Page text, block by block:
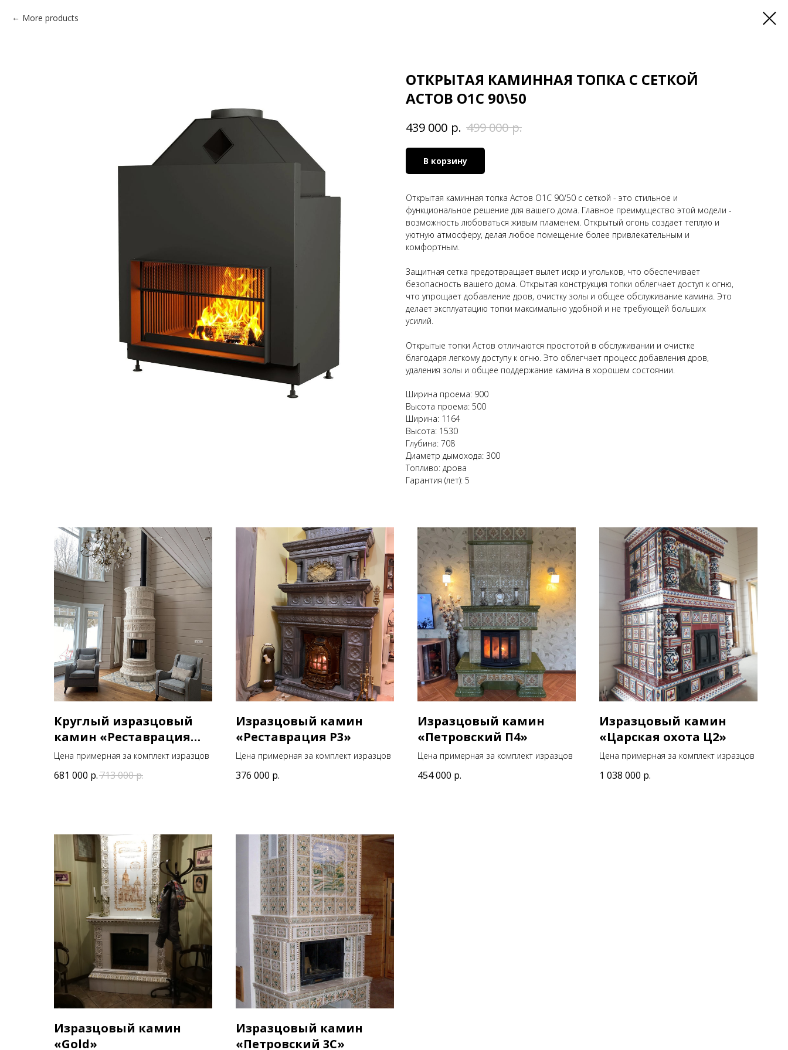
More products
ОТКРЫТАЯ КАМИННАЯ ТОПКА С СЕТКОЙ
АСТОВ О1С 90\50
439 000 р. 499 000 р.
В корзину
Открытая каминная топка Астов О1С 90/50 с сеткой - это стильное и
функциональное решение для вашего дома. Главное преимущество этой модели -
возможность любоваться живым пламенем. Открытый огонь создает теплую и
уютную атмосферу, делая любое помещение более привлекательным и
комфортным.
Защитная сетка предотвращает вылет искр и угольков, что обеспечивает
безопасность вашего дома. Открытая конструкция топки облегчает доступ к огню,
что упрощает добавление дров, очистку золы и общее обслуживание камина. Это
делает эксплуатацию топки максимально удобной и не требующей больших
усилий.
Открытые топки Астов отличаются простотой в обслуживании и очистке
благодаря легкому доступу к огню. Это облегчает процесс добавления дров,
удаления золы и общее поддержание камина в хорошем состоянии.
Ширина проема: 900
Высота проема: 500
Ширина: 1164
Высота: 1530
Глубина: 708
Диаметр дымохода: 300
Топливо: дрова
Гарантия (лет): 5
Круглый изразцовый
камин «Реставрация
Р2»
Цена примерная за комплект изразцов
681 000 р.713 000р.
Изразцовый камин
«Реставрация Р3»
Цена примерная за комплект изразцов
376 000 р.
Изразцовый камин
«Петровский П4»
Цена примерная за комплект изразцов
454 000 р.
Изразцовый камин
«Царская охота Ц2»
Цена примерная за комплект изразцов
1 038 000 р.
Изразцовый камин
«Gold»
Изразцовый камин
«Петровский 3C»